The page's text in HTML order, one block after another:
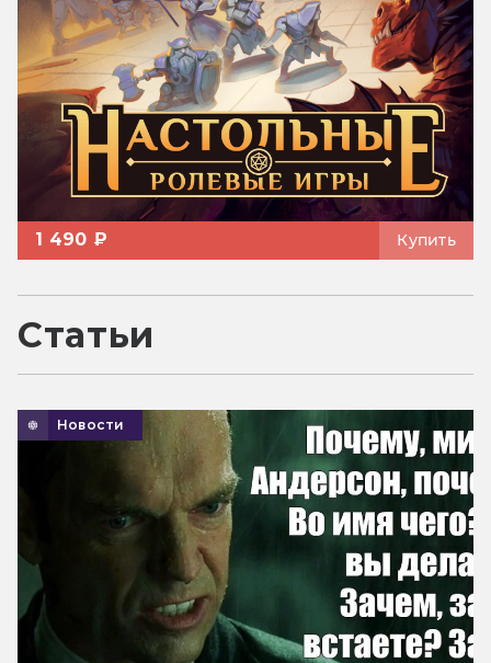
1 490 ₽ Купить
Статьи
Новости